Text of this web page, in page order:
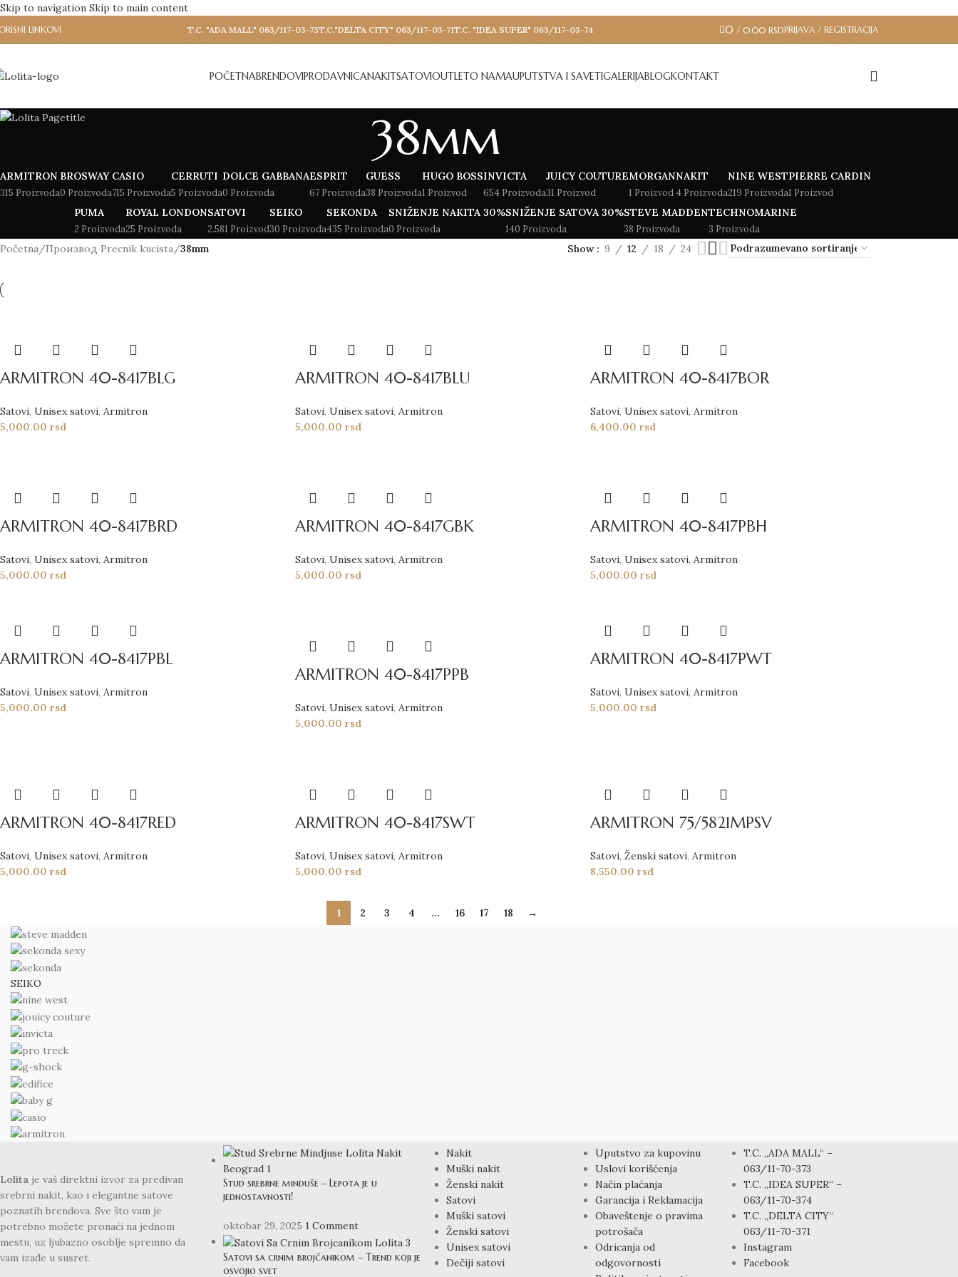
Skip to navigation Skip to main content
LINKOVI T.C. "ADA MALL" 063/117-03-73T.C."DELTA CITY" 063/117-03-71T.C. "IDEA SUPER" 063/117-03-74 0 / 0.00 RSDPRIJAVA / REGISTRACIJA
POČETNABRENDOVIPRODAVNICANAKITSATOVIOUTLETO NAMAUPUTSTVA I SAVETIGALERIJABLOGKONTAKT
38mm
ARMITRON
315 Proizvoda
BROSWAY
0 Proizvoda
CASIO
715 Proizvoda
CERRUTI
5 Proizvoda
DOLCE GABBANA
0 Proizvoda
ESPRIT
67 Proizvoda
GUESS
38 Proizvoda
HUGO BOSS
1 Proizvod
INVICTA
654 Proizvoda
JUICY COUTURE
31 Proizvod
MORGAN
1 Proizvod
NAKIT
4 Proizvoda
NINE WEST
219 Proizvoda
PIERRE CARDIN
1 Proizvod
PUMA
2 Proizvoda
ROYAL LONDON
25 Proizvoda
SATOVI
2.581 Proizvod
SEIKO
30 Proizvoda
SEKONDA
435 Proizvoda
SNIŽENJE NAKITA 30%
0 Proizvoda
SNIŽENJE SATOVA 30%
140 Proizvoda
STEVE MADDEN
38 Proizvoda
TECHNOMARINE
3 Proizvoda
Početna /Производ Precnik kucista /38mm Show 9 12 18 24
ARMITRON 40-8417BLG
Satovi, Unisex satovi, Armitron
5,000.00 rsd
ARMITRON 40-8417BLU
Satovi, Unisex satovi, Armitron
5,000.00 rsd
ARMITRON 40-8417BOR
Satovi, Unisex satovi, Armitron
6,400.00 rsd
ARMITRON 40-8417BRD
Satovi, Unisex satovi, Armitron
5,000.00 rsd
ARMITRON 40-8417GBK
Satovi, Unisex satovi, Armitron
5,000.00 rsd
ARMITRON 40-8417PBH
Satovi, Unisex satovi, Armitron
5,000.00 rsd
ARMITRON 40-8417PBL
Satovi, Unisex satovi, Armitron
5,000.00 rsd
ARMITRON 40-8417PPB
Satovi, Unisex satovi, Armitron
5,000.00 rsd
ARMITRON 40-8417PWT
Satovi, Unisex satovi, Armitron
5,000.00 rsd
ARMITRON 40-8417RED
Satovi, Unisex satovi, Armitron
5,000.00 rsd
ARMITRON 40-8417SWT
Satovi, Unisex satovi, Armitron
5,000.00 rsd
ARMITRON 75/5821MPSV
Satovi, Ženski satovi, Armitron
8,550.00 rsd
1 2 3 4 … 16 17 18 →
SEIKO
Lolita je vaš direktni izvor za predivan
srebrni nakit, kao i elegantne satove
poznatih brendova. Sve što vam je
potrebno možete pronaći na jednom
mestu, uz ljubazno osoblje spremno da
vam izađe u susret.
Stud srebrne minđuše – Lepota je u
jednostavnosti!
oktobar 29, 2025 1 Comment
Satovi sa crnim brojčanikom – Trend koji je
osvojio svet
Nakit
Muški nakit
Ženski nakit
Satovi
Muški satovi
Ženski satovi
Unisex satovi
Dečiji satovi
Uputstvo za kupovinu
Uslovi korišćenja
Način plaćanja
Garancija i Reklamacija
Obaveštenje o pravima
potrošača
Odricanja od
odgovornosti
T.C. „ADA MALL“ –
063/11-70-373
T.C. „IDEA SUPER“ –
063/11-70-374
T.C. „DELTA CITY“
063/11-70-371
Instagram
Facebook